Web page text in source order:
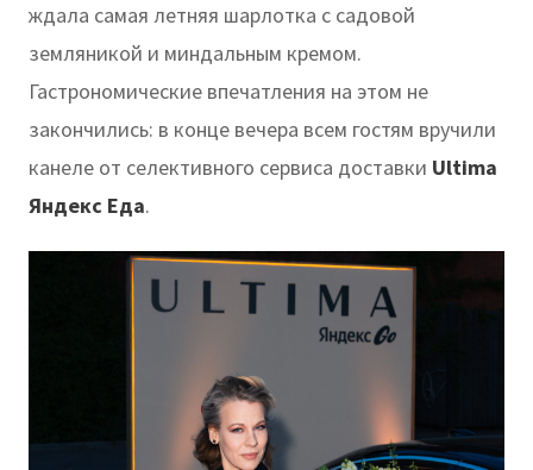
ждала самая летняя шарлотка с садовой
земляникой и миндальным кремом.
Гастрономические впечатления на этом не
закончились: в конце вечера всем гостям вручили
канеле от селективного сервиса доставки Ultima
Яндекс Еда.